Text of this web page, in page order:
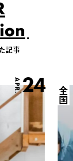
記事
APR.24 全国